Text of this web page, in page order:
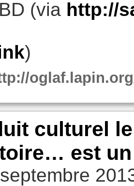
(via http://
)
culturel
est